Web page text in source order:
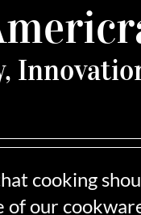
cooking
of our